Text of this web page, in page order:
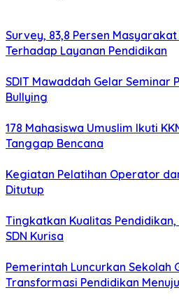
Survey, 83,8 Persen
Terhadap Layanan Pendidikan
SDIT Mawaddah Gelar Seminar
Bullying
178 Mahasiswa Umuslim Ikuti
Tanggap Bencana
Kegiatan Pelatihan Operator
Ditutup
Tingkatkan Kualitas Pendidikan,
SDN Kurisa
Pemerintah Luncurkan Sekolah
Transformasi Pendidikan